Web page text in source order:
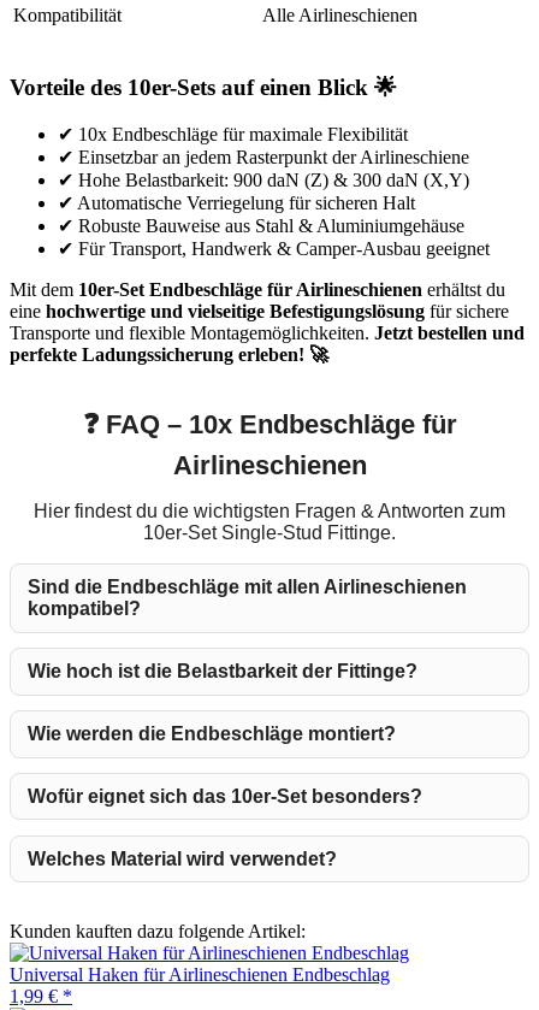
Kompatibilität
Alle Airlineschienen
Vorteile des 10er-Sets auf einen Blick 🌟
✔ 10x Endbeschläge für maximale Flexibilität
✔ Einsetzbar an jedem Rasterpunkt der Airlineschiene
✔ Hohe Belastbarkeit: 900 daN (Z) & 300 daN (X,Y)
✔ Automatische Verriegelung für sicheren Halt
✔ Robuste Bauweise aus Stahl & Aluminiumgehäuse
✔ Für Transport, Handwerk & Camper-Ausbau geeignet
Mit dem 10er-Set Endbeschläge für Airlineschienen erhältst du
eine hochwertige und vielseitige Befestigungslösung für sichere
Transporte und flexible Montagemöglichkeiten. Jetzt bestellen und
perfekte Ladungssicherung erleben! 🚀
❓ FAQ – 10x Endbeschläge für
Airlineschienen
Hier findest du die wichtigsten Fragen & Antworten zum
10er-Set Single-Stud Fittinge.
Sind die Endbeschläge mit allen Airlineschienen
kompatibel?
Wie hoch ist die Belastbarkeit der Fittinge?
Wie werden die Endbeschläge montiert?
Wofür eignet sich das 10er-Set besonders?
Welches Material wird verwendet?
Kunden kauften dazu folgende Artikel:
Universal Haken für Airlineschienen Endbeschlag
1,99 € *